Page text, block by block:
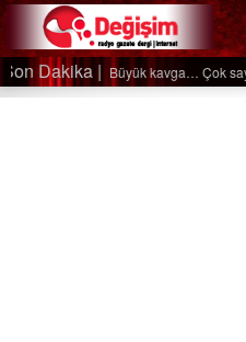
Son Dakika |Ağaçtan düştü…